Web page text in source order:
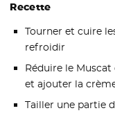
Recette
Tourner et cuire
refroidir
Réduire le
et ajouter la
Tailler une partie